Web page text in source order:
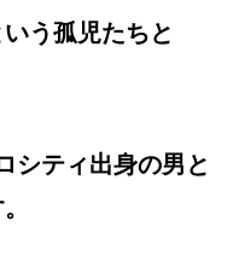
う孤児たちと
シティ出身の男と